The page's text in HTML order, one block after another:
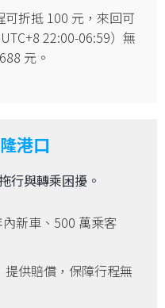
折抵 100 元，來回可
22:00-06:59）無
元。
港口
行與轉乘困擾。
新車、500 萬乘客
供賠償，保障行程無